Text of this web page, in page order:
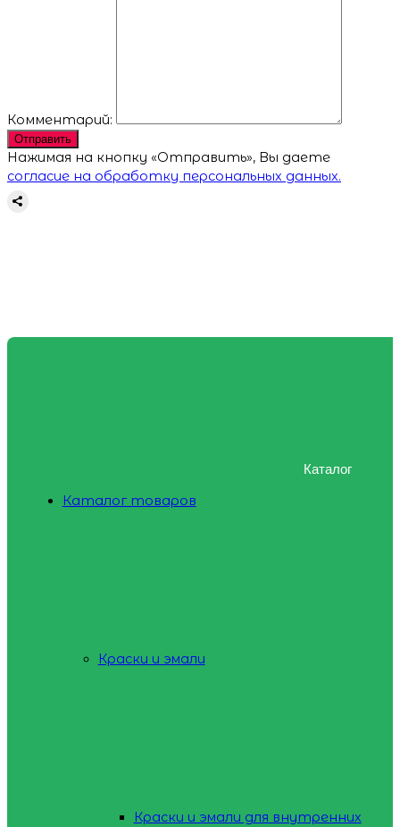
Комментарий:
Отправить
Нажимая на кнопку «Отправить», Вы даете
согласие на обработку персональных данных.
Каталог
Каталог товаров
Краски и эмали
Краски и эмали для внутренних